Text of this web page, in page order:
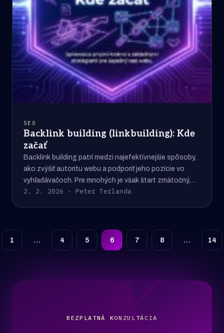
SEO
Backlink building (linkbuilding): Kde
začať
Backlink building patrí medzi najefektívnejšie spôsoby,
ako zvýšiť autoritu webu a podporiť jeho pozície vo
vyhľadávačoch. Pre mnohých je však štart zmätočný,…
2. 2. 2026 · Peter Terlanda
1 … 4 5 6 7 8 … 14
BEZPLATNÁ KONZULTÁCIA